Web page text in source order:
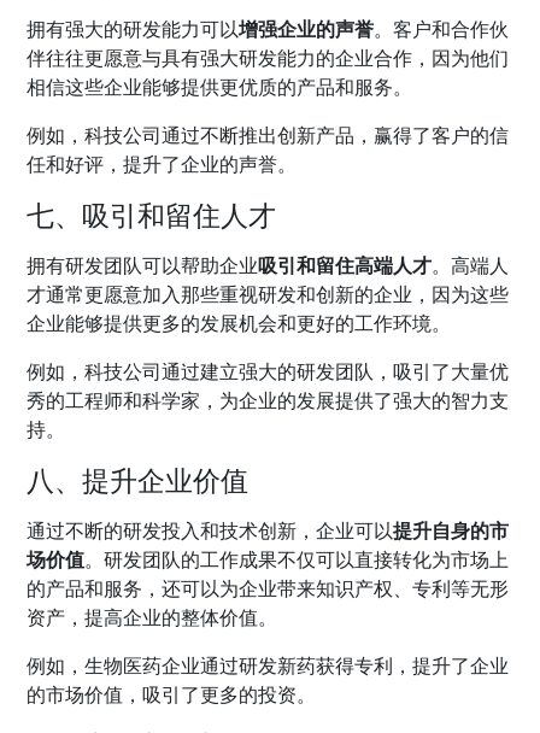
拥有强大的研发能力可以增强企业的声誉。客户和合作伙
伴往往更愿意与具有强大研发能力的企业合作，因为他们
相信这些企业能够提供更优质的产品和服务。
例如，科技公司通过不断推出创新产品，赢得了客户的信
任和好评，提升了企业的声誉。
七、吸引和留住人才
拥有研发团队可以帮助企业吸引和留住高端人才。高端人
才通常更愿意加入那些重视研发和创新的企业，因为这些
企业能够提供更多的发展机会和更好的工作环境。
例如，科技公司通过建立强大的研发团队，吸引了大量优
秀的工程师和科学家，为企业的发展提供了强大的智力支
持。
八、提升企业价值
通过不断的研发投入和技术创新，企业可以提升自身的市
场价值。研发团队的工作成果不仅可以直接转化为市场上
的产品和服务，还可以为企业带来知识产权、专利等无形
资产，提高企业的整体价值。
例如，生物医药企业通过研发新药获得专利，提升了企业
的市场价值，吸引了更多的投资。